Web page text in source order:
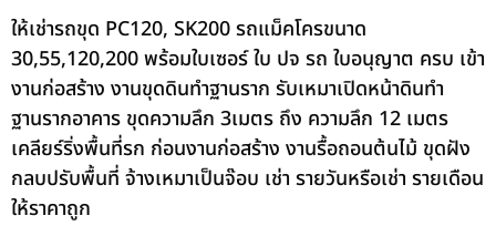
ให้เช่ารถขุด PC120, SK200 รถแม็คโครขนาด
30,55,120,200 พร้อมใบเซอร์ ใบ ปจ รถ ใบอนุญาต ครบ เข้า
งานก่อสร้าง งานขุดดินทำฐานราก รับเหมาเปิดหน้าดินทำ
ฐานรากอาคาร ขุดความลึก 3เมตร ถึง ความลึก 12 เมตร
เคลียร์ริ่งพื้นที่รก ก่อนงานก่อสร้าง งานรื้อถอนต้นไม้ ขุดฝัง
กลบปรับพื้นที่ จ้างเหมาเป็นจ๊อบ เช่า รายวันหรือเช่า รายเดือน
ให้ราคาถูก